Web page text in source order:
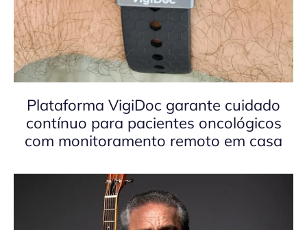
Plataforma VigiDoc garante cuidado
contínuo para pacientes oncológicos
com monitoramento remoto em casa